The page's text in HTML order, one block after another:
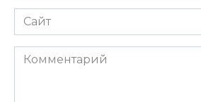
Сайт
Комментарий